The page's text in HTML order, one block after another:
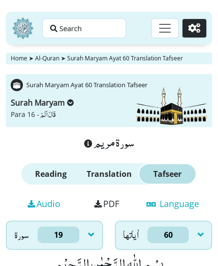
Search Go
Home ➤ Al-Quran ➤ Surah Maryam Ayat 60 Translation Tafseer
Surah Maryam Ayat 60 Translation Tafseer
Surah Maryam
Para 16 -قَالَ اَلَمْ
سورة مريم
Reading Translation Tafseer
Audio PDF Language
سورۃ 19 اٰياتها 60